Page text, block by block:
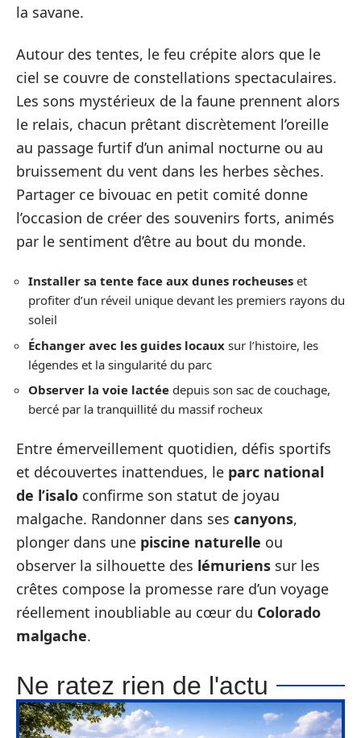
la savane.
Autour des tentes, le feu crépite alors que le
ciel se couvre de constellations spectaculaires.
Les sons mystérieux de la faune prennent alors
le relais, chacun prêtant discrètement l’oreille
au passage furtif d’un animal nocturne ou au
bruissement du vent dans les herbes sèches.
Partager ce bivouac en petit comité donne
l’occasion de créer des souvenirs forts, animés
par le sentiment d’être au bout du monde.
Installer sa tente face aux dunes rocheuses et
profiter d’un réveil unique devant les premiers rayons du
soleil
Échanger avec les guides locaux sur l’histoire, les
légendes et la singularité du parc
Observer la voie lactée depuis son sac de couchage,
bercé par la tranquillité du massif rocheux
Entre émerveillement quotidien, défis sportifs
et découvertes inattendues, le parc national
de l’isalo confirme son statut de joyau
malgache. Randonner dans ses canyons,
plonger dans une piscine naturelle ou
observer la silhouette des lémuriens sur les
crêtes compose la promesse rare d’un voyage
réellement inoubliable au cœur du Colorado
malgache.
Ne ratez rien de l'actu